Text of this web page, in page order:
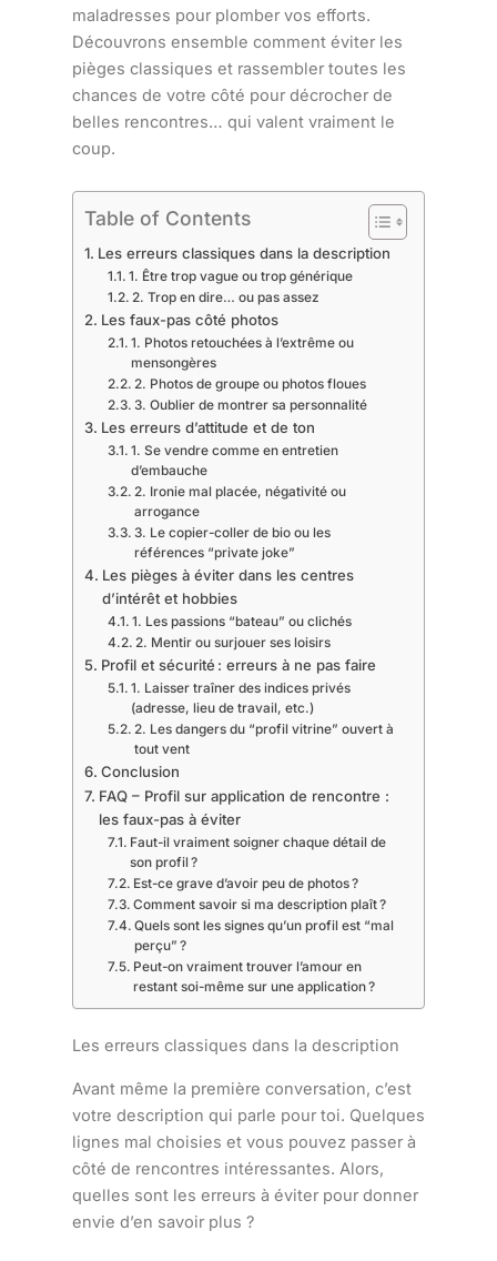
maladresses pour plomber vos efforts.
Découvrons ensemble comment éviter les
pièges classiques et rassembler toutes les
chances de votre côté pour décrocher de
belles rencontres… qui valent vraiment le
coup.
Table of Contents
Les erreurs classiques dans la description
1. Être trop vague ou trop générique
2. Trop en dire… ou pas assez
Les faux-pas côté photos
1. Photos retouchées à l’extrême ou
mensongères
2. Photos de groupe ou photos floues
3. Oublier de montrer sa personnalité
Les erreurs d’attitude et de ton
1. Se vendre comme en entretien
d’embauche
2. Ironie mal placée, négativité ou
arrogance
3. Le copier-coller de bio ou les
références “private joke”
Les pièges à éviter dans les centres
d’intérêt et hobbies
1. Les passions “bateau” ou clichés
2. Mentir ou surjouer ses loisirs
Profil et sécurité : erreurs à ne pas faire
1. Laisser traîner des indices privés
(adresse, lieu de travail, etc.)
2. Les dangers du “profil vitrine” ouvert à
tout vent
Conclusion
FAQ – Profil sur application de rencontre :
les faux-pas à éviter
Faut-il vraiment soigner chaque détail de
son profil ?
Est-ce grave d’avoir peu de photos ?
Comment savoir si ma description plaît ?
Quels sont les signes qu’un profil est “mal
perçu” ?
Peut-on vraiment trouver l’amour en
restant soi-même sur une application ?
Les erreurs classiques dans la description
Avant même la première conversation, c’est
votre description qui parle pour toi. Quelques
lignes mal choisies et vous pouvez passer à
côté de rencontres intéressantes. Alors,
quelles sont les erreurs à éviter pour donner
envie d’en savoir plus ?